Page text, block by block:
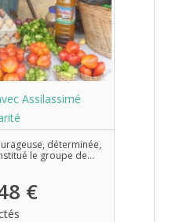
Assilassimé
déterminée,
le groupe de...
€